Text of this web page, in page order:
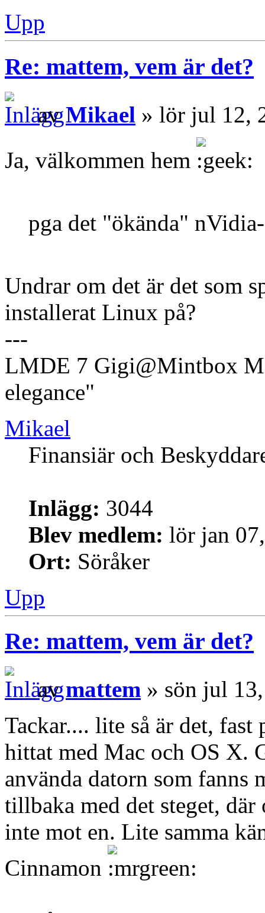
Upp
Re: mattem, vem är det?
avMikael » lör jul 12,
Ja, välkommen hem
pga det "ökända"
Undrar om det är det som
installerat Linux på?
---
LMDE 7 Gigi@Mintbox
elegance"
Mikael
Finansiär och
Inlägg: 3044
Blev medlem: lör jan
Ort: Söråker
Upp
Re: mattem, vem är det?
avmattem » sön jul
Tackar.... lite så är det, fast
hittat med Mac och OS X.
använda datorn som fanns
tillbaka med det steget, där
inte mot en. Lite samma
Cinnamon